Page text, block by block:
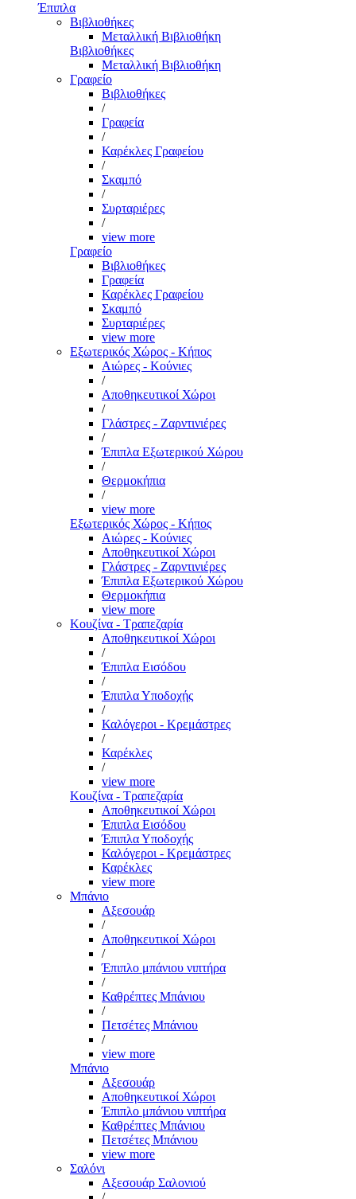
Έπιπλα
Βιβλιοθήκες
Μεταλλική Βιβλιοθήκη
Βιβλιοθήκες
Μεταλλική Βιβλιοθήκη
Γραφείο
Βιβλιοθήκες
/
Γραφεία
/
Καρέκλες Γραφείου
/
Σκαμπό
/
Συρταριέρες
/
view more
Γραφείο
Βιβλιοθήκες
Γραφεία
Καρέκλες Γραφείου
Σκαμπό
Συρταριέρες
view more
Εξωτερικός Χώρος - Κήπος
Αιώρες - Κούνιες
/
Αποθηκευτικοί Χώροι
/
Γλάστρες - Ζαρντινιέρες
/
Έπιπλα Εξωτερικού Χώρου
/
Θερμοκήπια
/
view more
Εξωτερικός Χώρος - Κήπος
Αιώρες - Κούνιες
Αποθηκευτικοί Χώροι
Γλάστρες - Ζαρντινιέρες
Έπιπλα Εξωτερικού Χώρου
Θερμοκήπια
view more
Κουζίνα - Τραπεζαρία
Αποθηκευτικοί Χώροι
/
Έπιπλα Εισόδου
/
Έπιπλα Υποδοχής
/
Καλόγεροι - Κρεμάστρες
/
Καρέκλες
/
view more
Κουζίνα - Τραπεζαρία
Αποθηκευτικοί Χώροι
Έπιπλα Εισόδου
Έπιπλα Υποδοχής
Καλόγεροι - Κρεμάστρες
Καρέκλες
view more
Μπάνιο
Αξεσουάρ
/
Αποθηκευτικοί Χώροι
/
Έπιπλο μπάνιου νιπτήρα
/
Καθρέπτες Μπάνιου
/
Πετσέτες Μπάνιου
/
view more
Μπάνιο
Αξεσουάρ
Αποθηκευτικοί Χώροι
Έπιπλο μπάνιου νιπτήρα
Καθρέπτες Μπάνιου
Πετσέτες Μπάνιου
view more
Σαλόνι
Αξεσουάρ Σαλονιού